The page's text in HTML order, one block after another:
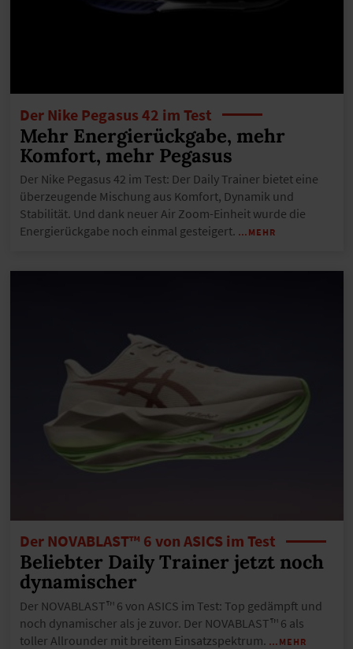
Der Nike Pegasus 42 im Test
Mehr Energierückgabe, mehr
Komfort, mehr Pegasus
Der Nike Pegasus 42 im Test: Der Daily Trainer bietet eine
überzeugende Mischung aus Komfort, Dynamik und
Stabilität. Und dank neuer Air Zoom-Einheit wurde die
Energierückgabe noch einmal gesteigert. …MEHR
Der NOVABLAST™ 6 von ASICS im Test
Beliebter Daily Trainer jetzt noch
dynamischer
Der NOVABLAST™ 6 von ASICS im Test: Top gedämpft und
noch dynamischer als je zuvor. Der NOVABLAST™ 6 als
toller Allrounder mit breitem Einsatzspektrum. …MEHR